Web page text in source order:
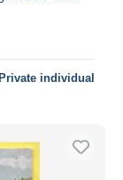
Private individual